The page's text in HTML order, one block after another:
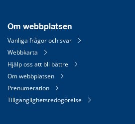
Om webbplatsen
Vanliga frågor och svar
Webbkarta
Hjälp oss att bli bättre
Om webbplatsen
Prenumeration
Tillgänglighetsredogörelse